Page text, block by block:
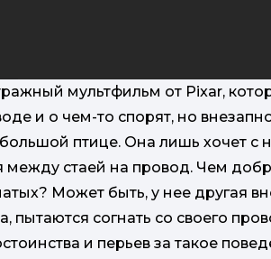
мультфильм от Pixar,
и о чем-то спорят, но
птице. Она лишь хочет с
между стаей на провод. Чем
Может быть, у нее другая
пытаются согнать со своего
и перьев за такое